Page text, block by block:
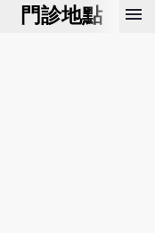
門診地點 預
menu